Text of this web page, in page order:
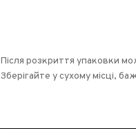
Після розкриття упаковки
Зберігайте у сухому місці,